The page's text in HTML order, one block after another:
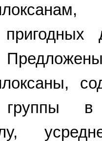
пригодных
группы